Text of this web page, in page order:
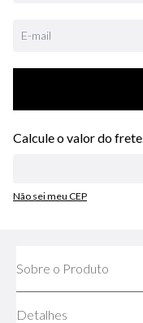
Não sei meu CEP
Sobre o Produto
Detalhes